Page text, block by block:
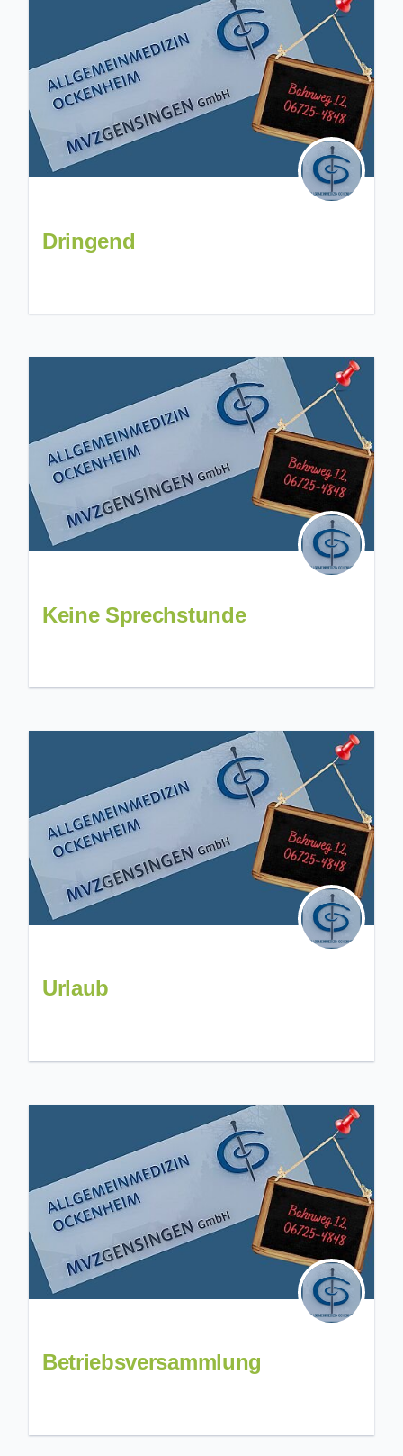
Dringend
Keine Sprechstunde
Urlaub
Betriebsversammlung